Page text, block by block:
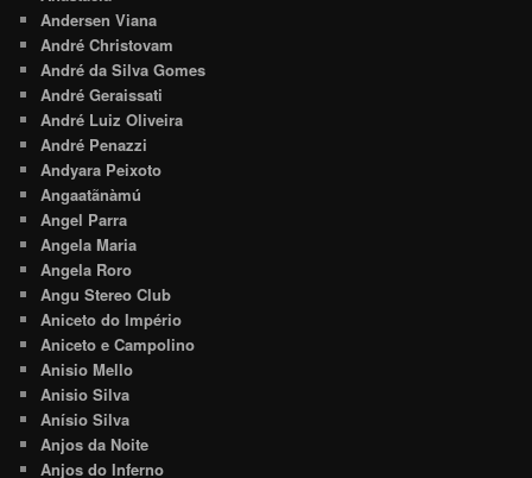
Andersen Viana
André Christovam
André da Silva Gomes
André Geraissati
André Luiz Oliveira
André Penazzi
Andyara Peixoto
Angaatãnàmú
Angel Parra
Angela Maria
Angela Roro
Angu Stereo Club
Aniceto do Império
Aniceto e Campolino
Anisio Mello
Anisio Silva
Anísio Silva
Anjos da Noite
Anjos do Inferno